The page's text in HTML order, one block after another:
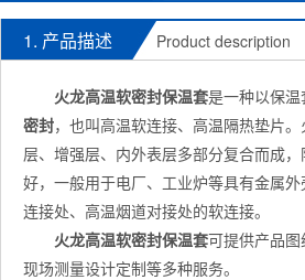
1. 产品描述 Product description
火龙高温软密封保温套是一种以保温
密封，也叫高温软连接、高温隔热垫片
层、增强层、内外表层多部分复合而成
好，一般用于电厂、工业炉等具有金属
连接处、高温烟道对接处的软连接。
火龙高温软密封保温套可提供产品
现场测量设计定制等多种服务。